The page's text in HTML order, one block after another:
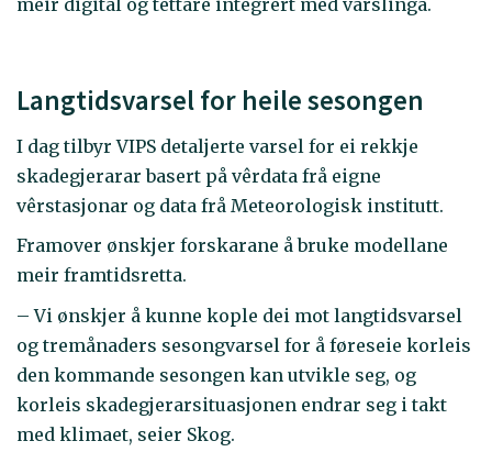
Langtidsvarsel for heile sesongen
I dag tilbyr VIPS detaljerte varsel for ei rekkje
skadegjerarar basert på vêrdata frå eigne
vêrstasjonar og data frå Meteorologisk institutt.
Framover ønskjer forskarane å bruke modellane
meir framtidsretta.
– Vi ønskjer å kunne kople dei mot langtidsvarsel
og tremånaders sesongvarsel for å føreseie korleis
den kommande sesongen kan utvikle seg, og
korleis skadegjerarsituasjonen endrar seg i takt
med klimaet, seier Skog.